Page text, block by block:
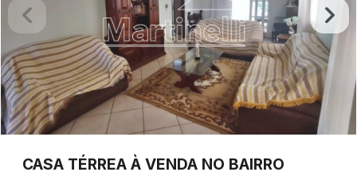
CASA TÉRREA À VENDA NO BAIRRO